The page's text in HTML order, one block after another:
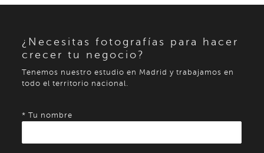
¿Necesitas fotografías para hacer
crecer tu negocio?
Tenemos nuestro estudio en Madrid y trabajamos en
todo el territorio nacional.
* Tu nombre